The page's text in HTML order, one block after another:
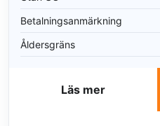
Betalningsanmärkning
Åldersgräns
Läs mer